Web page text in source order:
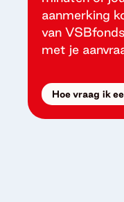
aanmerking
van
met je
Hoe vraag ik